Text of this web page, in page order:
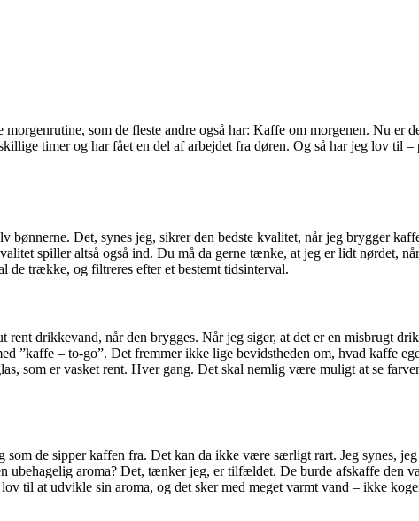
som de fleste andre også har: Kaffe om morgenen. Nu er
timer og har fået en del af arbejdet fra døren. Og så har jeg lov til
bønnerne. Det, synes jeg, sikrer den bedste kvalitet, når jeg brygger
spiller altså også ind. Du må da gerne tænke, at jeg er lidt nørdet,
de trække, og filtreres efter et bestemt tidsinterval.
drikkevand, når den brygges. Når jeg siger, at det er en misbrugt
”kaffe – to-go”. Det fremmer ikke lige bevidstheden om, hvad kaffe
som er vasket rent. Hver gang. Det skal nemlig være muligt at se
de sipper kaffen fra. Det kan da ikke være særligt rart. Jeg synes,
ubehagelig aroma? Det, tænker jeg, er tilfældet. De burde afskaffe den
til at udvikle sin aroma, og det sker med meget varmt vand – ikke